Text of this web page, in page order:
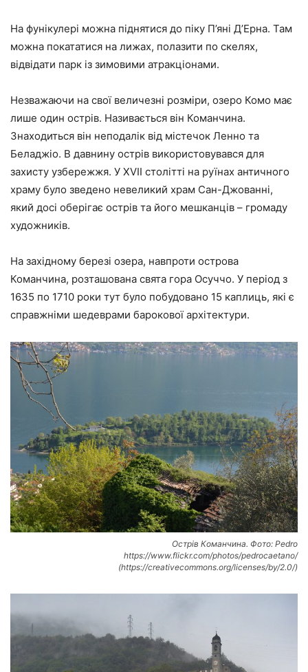
На фунікулері можна піднятися до піку П’яні Д’Ерна. Там
можна покататися на лижах, полазити по скелях,
відвідати парк із зимовими атракціонами.
Незважаючи на свої величезні розміри, озеро Комо має
лише один острів. Називається він Команчина.
Знаходиться він неподалік від містечок Ленно та
Беладжіо. В давнину острів використовувався для
захисту узбережжя. У XVII столітті на руїнах античного
храму було зведено невеликий храм Сан-Джованні,
який досі оберігає острів та його мешканців – громаду
художників.
На західному березі озера, навпроти острова
Команчина, розташована свята гора Осуччо. У період з
1635 по 1710 роки тут було побудовано 15 каплиць, які є
справжніми шедеврами барокової архітектури.
Острів Команчина. Фото: Pedro
https://www.flickr.com/photos/pedrocaetano/
(https://creativecommons.org/licenses/by/2.0/)